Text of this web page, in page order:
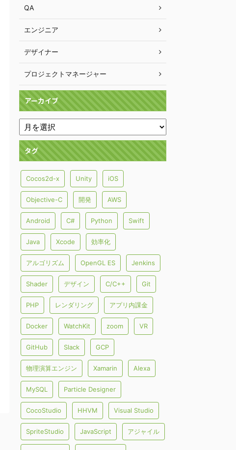
QA
エンジニア
デザイナー
プロジェクトマネージャー
アーカイブ
タグ
Cocos2d-x Unity iOS
Objective-C 開発 AWS
Android C# Python Swift
Java Xcode 効率化
アルゴリズム OpenGL ES Jenkins
Shader デザイン C/C++ Git
PHP レンダリング アプリ内課金
Docker WatchKit zoom VR
GitHub Slack GCP
物理演算エンジン Xamarin Alexa
MySQL Particle Designer
CocoStudio HHVM Visual Studio
SpriteStudio JavaScript アジャイル